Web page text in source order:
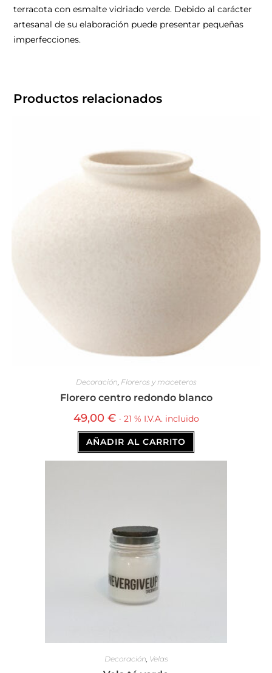
terracota con esmalte vidriado verde. Debido al carácter
artesanal de su elaboración puede presentar pequeñas
imperfecciones.
Productos relacionados
Decoración Floreros y maceteros
Florero centro redondo blanco
49,00 € · 21 % I.V.A. incluido
AÑADIR AL CARRITO
Decoración, Velas